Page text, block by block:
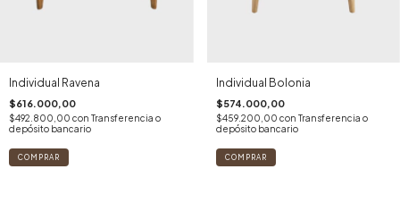
Individual Ravena
$616.000,00
$492.800,00 con Transferencia o
depósito bancario
Individual Bolonia
$574.000,00
$459.200,00 con Transferencia o
depósito bancario